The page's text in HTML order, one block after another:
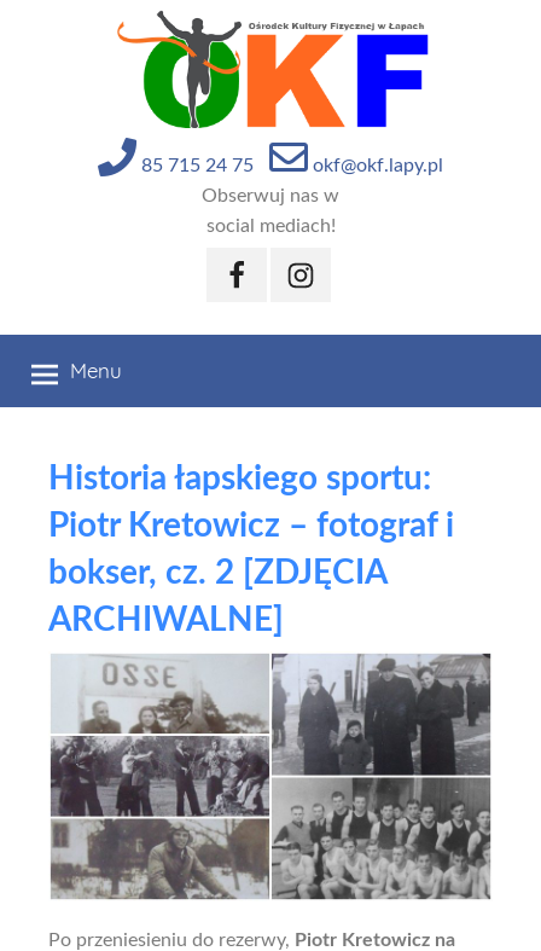
85 715 24 75
okf@okf.lapy.pl
Obserwuj nas w
social mediach!
FacebookInstagram
Menu
Historia łapskiego sportu:
Piotr Kretowicz – fotograf i
bokser, cz. 2 [ZDJĘCIA
ARCHIWALNE]
Po przeniesieniu do rezerwy, Piotr Kretowicz na